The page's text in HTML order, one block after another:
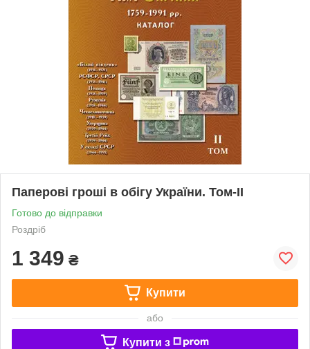
Паперові гроші в обігу України. Том-ІІ
Готово до відправки
Роздріб
1 349 ₴
Купити
або
Купити з